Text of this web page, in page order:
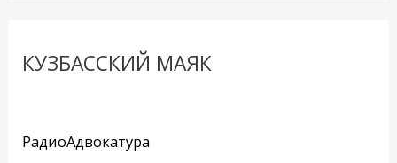
КУЗБАССКИЙ МАЯК
РадиоАдвокатура